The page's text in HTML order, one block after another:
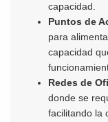
capacidad.
Puntos de
para
capacidad
Redes de
donde se
facilitando la